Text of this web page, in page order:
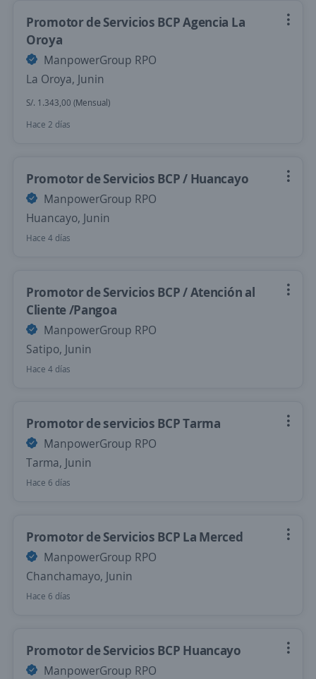
Promotor de Servicios BCP Agencia La
Oroya
ManpowerGroup RPO
La Oroya, Junin
S/. 1.343,00 (Mensual)
Hace 2 días
Promotor de Servicios BCP / Huancayo
ManpowerGroup RPO
Huancayo, Junin
Hace 4 días
Promotor de Servicios BCP / Atención al
Cliente /Pangoa
ManpowerGroup RPO
Satipo, Junin
Hace 4 días
Promotor de servicios BCP Tarma
ManpowerGroup RPO
Tarma, Junin
Hace 6 días
Promotor de Servicios BCP La Merced
ManpowerGroup RPO
Chanchamayo, Junin
Hace 6 días
Promotor de Servicios BCP Huancayo
ManpowerGroup RPO